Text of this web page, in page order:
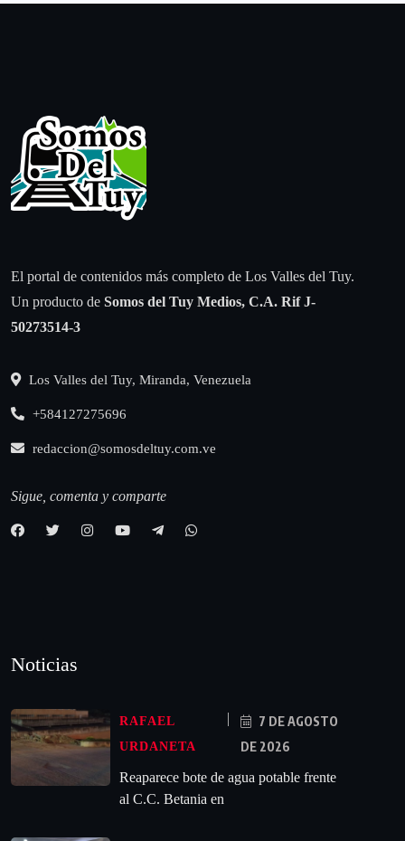
El portal de contenidos más completo de Los Valles del Tuy.
Un producto de Somos del Tuy Medios, C.A. Rif J-
50273514-3
Los Valles del Tuy, Miranda, Venezuela
+584127275696
redaccion@somosdeltuy.com.ve
Sigue, comenta y comparte
Noticias
RAFAEL
URDANETA
7 DE AGOSTO
DE 2026
Reaparece bote de agua potable frente
al C.C. Betania en